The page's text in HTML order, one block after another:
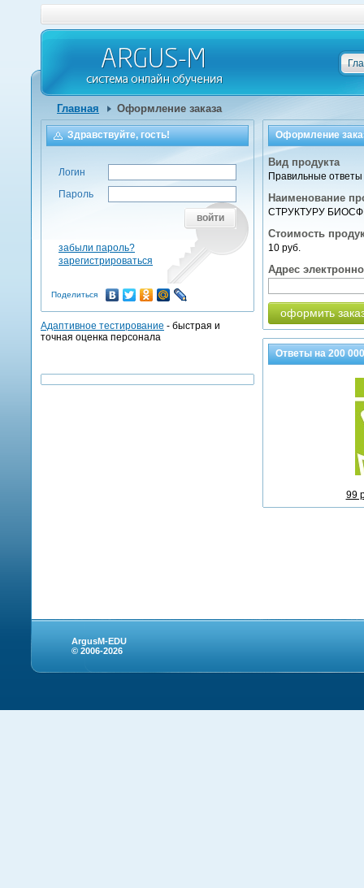
Главная Оформление заказа
Оформление
Вид продукта
Правильные ответы
Наименование
СТРУКТУРУ
Стоимость
10 руб.
Адрес
оформить
Ответы на200 000
99
Здравствуйте, гость!
Логин
Пароль
войти
забыли пароль?
зарегистрироваться
Поделиться
Адаптивное тестирование - быстрая и
точная оценка персонала
ArgusM-EDU
© 2006-2026